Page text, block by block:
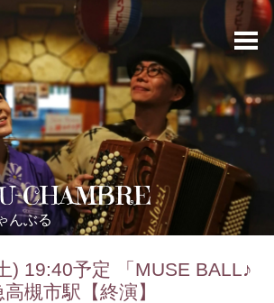
CHAMBRE
んぶる
) 19:40予定 「MUSE BALL♪
槻市駅【終演】